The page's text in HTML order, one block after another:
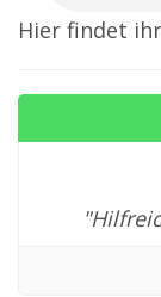
Hier findet